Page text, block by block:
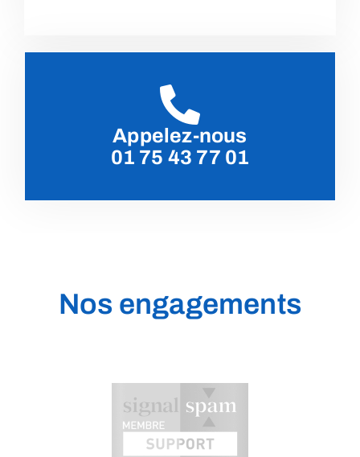
Appelez-nous
01 75 43 77 01
Nos engagements